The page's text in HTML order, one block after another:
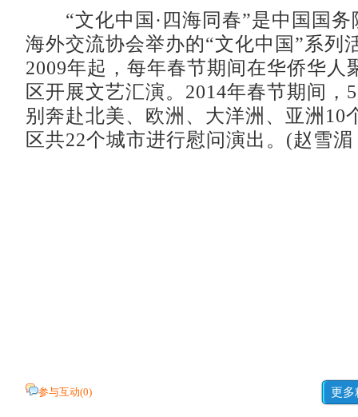
“文化中国·四海同春”是中国国务
海外交流协会举办的“文化中国”系列
2009年起，每年春节期间在华侨华人
区开展文艺汇演。2014年春节期间，
别奔赴北美、欧洲、大洋洲、亚洲10
区共22个城市进行慰问演出。(赵雪
参与互动(0) 更多